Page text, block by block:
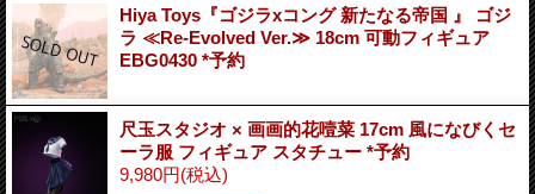
Hiya Toys『ゴジラxコング 新たなる帝国 』 ゴジ
ラ ≪Re-Evolved Ver.≫ 18cm 可動フィギュア
EBG0430 *予約
尺玉スタジオ × 画画的花噎菜 17cm 風になびくセ
ーラ服 フィギュア スタチュー *予約
9,980円(税込)